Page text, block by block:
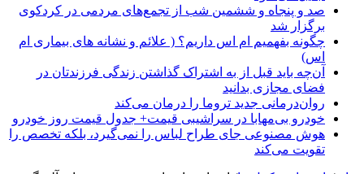
صد و پنجاه‌ و ششمین شب از تجمع‌های مردمی در کردکوی
برگزار شد
چگونه بفهمیم ام اس داریم؟ ( علائم و نشانه های بیماری ام
اس)
آن‌چه باید قبل از به اشتراک گذاشتن زندگی فرزندتان در
فضای مجازی بدانید
روان‌درمانی جدید تروما را درمان می‌کند
خودرو بی‌مهابا در سراشیبی قیمت+ جدول قیمت روز خودرو
هوش مصنوعی جای طراح لباس را نمی‌گیرد، بلکه تخصص را
تقویت می‌کند